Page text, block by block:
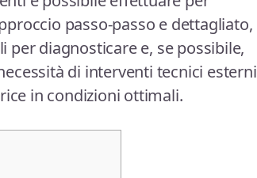
passo-passo e dettagliato,
diagnosticare e, se possibile,
di interventi tecnici esterni
in condizioni ottimali.